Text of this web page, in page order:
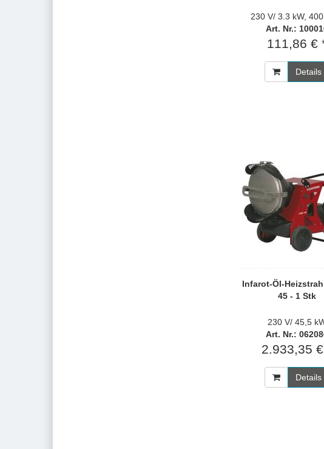
230 V/ 3.3 kW, 400
Art. Nr.:
111,86 €
Details
Infarot-Öl-
45 - 1 Stk
230 V/ 45,5
Art. Nr.:
2.933,35
Details